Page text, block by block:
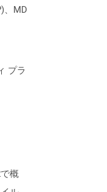
、MD
プラ
概